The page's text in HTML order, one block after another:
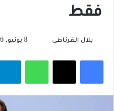
فقط
بلال الغرناطي 8 يونيو، 2026
فيسبوك‫X واتساب